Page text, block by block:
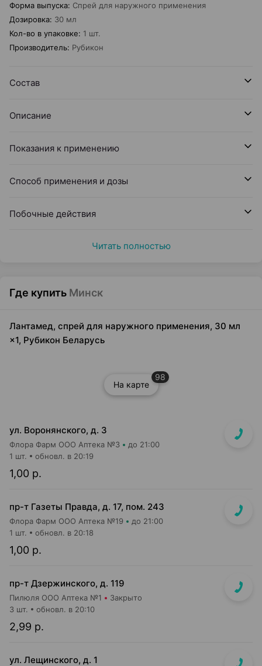
Форма выпуска: Спрей для наружного применения
Дозировка: 30 мл
Кол-во в упаковке: 1 шт.
Производитель: Рубикон
Состав
Описание
Показания к применению
Способ применения и дозы
Побочные действия
Читать полностью
Где купить Минск
Лантамед, спрей для наружного применения, 30 мл
×1, Рубикон Беларусь
На карте
98
ул. Воронянского, д. 3
Флора Фарм ООО Аптека №3 до 21:00
1,00 р.
1 шт. обновл. в 20:19
пр-т Газеты Правда, д. 17, пом. 243
Флора Фарм ООО Аптека №19 до 21:00
1,00 р.
1 шт. обновл. в 20:18
пр-т Дзержинского, д. 119
Пилюля ООО Аптека №1 Закрыто
2,99 р.
3 шт. обновл. в 20:10
ул. Лещинского, д. 1